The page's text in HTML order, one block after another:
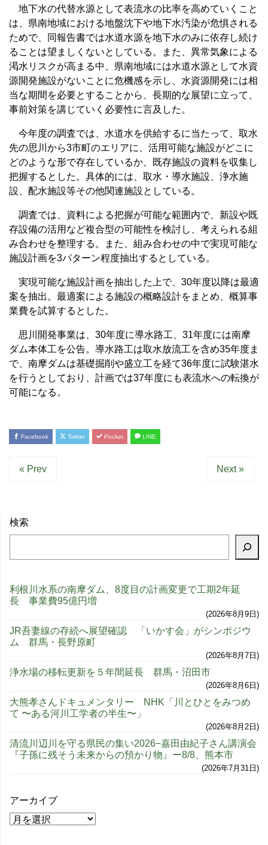
地下水の代替水源として表流水の比率を高めていくこと
は、県南地域における地盤沈下や地下水汚染が危惧される
ためで、同報告書では水道水源を地下水のみに依存し続け
ることは望ましくないとしている。また、異常気象による
渇水リスクが高まる中、県南地域には水道水源として水資
源開発施設がないことに危機感を示し、水資源開発には相
当な期間を必要とすることから、長期的な展望に立って、
事前対策を講じていく必要性に言及した。
今年度の調査では、水道水を供給するに当たって、取水
先の思川から3市町のエリアに、活用可能な施設がどこに
どのような形で存在しているか、既存施設の資料を収集し
把握するとした。具体的には、取水・導水施設、浄水施
設、配水施設等その他関連施設としている。
調査では、資料による把握が可能な範囲内で、新設や既
存設備の活用など複合型の可能性を検討し、考えられる組
み合わせを整理する。また、組み合わせの中で実現可能な
施設計画を3パターン程度抽出するとしている。
実現可能な施設計画を抽出した上で、30年度以降は最適
案を抽出。最適案による施設の概略設計をまとめ、概算事
業費を試算するとした。
思川開発事業は、30年度に導水路工、31年度には南摩
ダム本体工を公告。導水路工は取水放流工を含め35年度ま
で、南摩ダムは基礎掘削や盛立工を経て36年度に試験湛水
を行うとしており、計画では37年度にも表流水への転換が
可能になる。
Facebook Twitter Pocket LINE
« Prev Next »
検索
利根川水系の南摩ダム、8度目の計画変更で工期2年延
長 事業費95億円増
2026年8月9日
JR吾妻線の存続へ展望確認 「いかす会」がシンポジウ
ム 群馬・長野原町
2026年8月7日
浄水場の移転更新を５年間延長 群馬・沼田市
2026年8月6日
大熊孝さんドキュメンタリー NHK「川とひとをみつめ
て 〜ある河川工学者の半生〜」
2026年8月2日
清流川辺川を守る県民の集い2026−嘉田由紀子さん講演会
『子孫に残そう未来からの預かり物』ー8/8、熊本市
2026年7月31日
アーカイブ